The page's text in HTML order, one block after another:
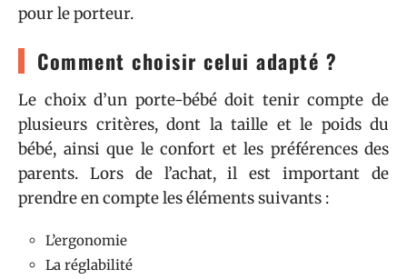
pour le porteur.
Comment choisir celui adapté ?
Le choix d’un porte-bébé doit tenir compte de
plusieurs critères, dont la taille et le poids du
bébé, ainsi que le confort et les préférences des
parents. Lors de l’achat, il est important de
prendre en compte les éléments suivants :
L’ergonomie
La réglabilité